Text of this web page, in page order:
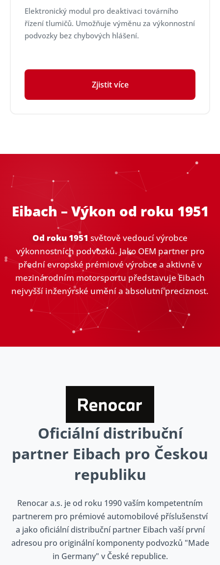
Elektronický modul pro deaktivaci továrního
řízení tlumičů. Umožňuje výměnu za výkonnostní
podvozky bez chybových hlášení.
Zjistit více
Eibach – Výkon od roku 1951
Od roku 1951 světově vedoucí výrobce
výkonnostních podvozků. Jako OEM partner pro
přední evropské prémiové výrobce a aktivně v
mezinárodním motorsportu představuje Eibach
nejvyšší inženýrské umění a absolutní preciznost.
Oficiální distribuční
partner Eibach pro Českou
republiku
Renocar a.s. je od roku 1990 vaším kompetentním
partnerem pro prémiové automobilové příslušenství
a jako oficiální distribuční partner Eibach vaší první
adresou pro originální komponenty podvozků "Made
in Germany" v České republice.